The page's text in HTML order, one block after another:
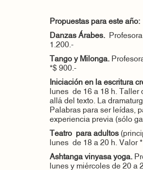
Propuestas para este año:
Danzas Árabes.
1.200.-
Tango y Milonga.
*$ 900.-
Iniciación en la escritura
lunes de 16 a 18 h. Taller
allá del texto. La
Palabras para ser leídas,
experiencia previa (sólo
Teatro para adultos
lunes de 18 a 20 h. Valor
Ashtanga vinyasa yoga.
lunes y miércoles de 20 a